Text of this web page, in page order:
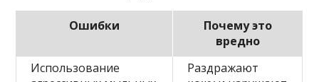
Ошибки
Почему это
вредно
Использование
Раздражают